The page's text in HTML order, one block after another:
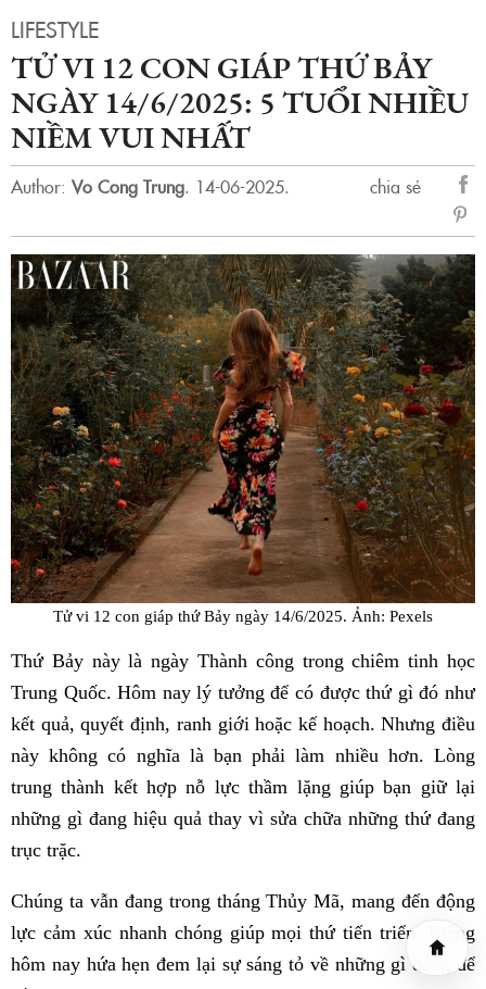
LIFESTYLE
TỬ VI 12 CON GIÁP THỨ BẢY
NGÀY 14/6/2025: 5 TUỔI NHIỀU
NIỀM VUI NHẤT
Author: Vo Cong Trung. 14-06-2025.
chia sẻ
sẻ
Tử vi 12 con giáp thứ Bảy ngày 14/6/2025. Ảnh: Pexels
Thứ Bảy này là ngày Thành công trong chiêm tinh học
Trung Quốc. Hôm nay lý tưởng để có được thứ gì đó như
kết quả, quyết định, ranh giới hoặc kế hoạch. Nhưng điều
này không có nghĩa là bạn phải làm nhiều hơn. Lòng
trung thành kết hợp nỗ lực thầm lặng giúp bạn giữ lại
những gì đang hiệu quả thay vì sửa chữa những thứ đang
trục trặc.
Chúng ta vẫn đang trong tháng Thủy Mã, mang đến động
lực cảm xúc nhanh chóng giúp mọi thứ tiến triển. Riêng
hôm nay hứa hẹn đem lại sự sáng tỏ về những gì đáng để